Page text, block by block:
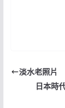
淡水老照片
日本時